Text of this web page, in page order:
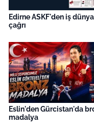
Edirne ASKF'den iş
çağrı
Eslin'den Gürcistan'da
madalya